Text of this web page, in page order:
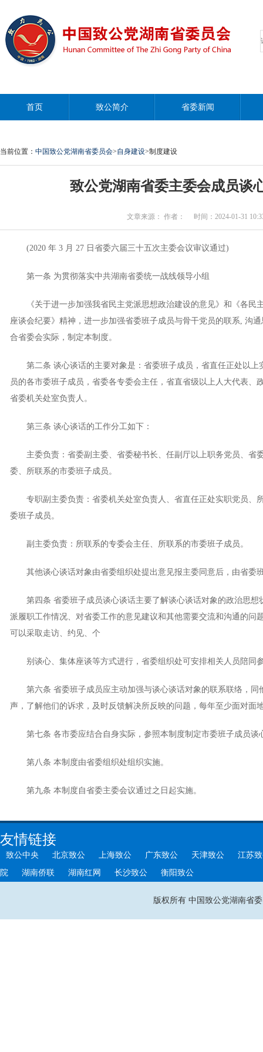
首页 致公简介 省委新闻
当前位置： 中国致公党湖南省委员会>自身建设>制度建设
致公党湖南省委主委会成员谈
文章来源： 作者： 时间：2024-01-31
(2020 年 3 月 27 日省委六届三十五次主委会议审议通过)
第一条 为贯彻落实中共湖南省委统一战线领导小组
《关于进一步加强我省民主党派思想政治建设的意见》和《各民
座谈会纪要》精神，进一步加强省委班子成员与骨干党员的联系, 沟
合省委会实际，制定本制度。
第二条 谈心谈话的主要对象是：省委班子成员，省直任正处以上
员的各市委班子成员，省委各专委会主任，省直省级以上人大代表、
省委机关处室负责人。
第三条 谈心谈话的工作分工如下：
主委负责：省委副主委、省委秘书长、任副厅以上职务党员、省
委、所联系的市委班子成员。
专职副主委负责：省委机关处室负责人、省直任正处实职党员、
委班子成员。
副主委负责：所联系的专委会主任、所联系的市委班子成员。
其他谈心谈话对象由省委组织处提出意见报主委同意后，由省委
第四条 省委班子成员谈心谈话主要了解谈心谈话对象的政治思想
派履职工作情况、对省委工作的意见建议和其他需要交流和沟通的问
可以采取走访、约见、个
别谈心、集体座谈等方式进行，省委组织处可安排相关人员陪同
第六条 省委班子成员应主动加强与谈心谈话对象的联系联络，同
声，了解他们的诉求，及时反馈解决所反映的问题，每年至少面对面
第七条 各市委应结合自身实际，参照本制度制定市委班子成员谈
第八条 本制度由省委组织处组织实施。
第九条 本制度自省委主委会议通过之日起实施。
友情链接
致公中央 北京致公 上海致公 广东致公 天津致公
江苏
院
湖南侨联 湖南红网 长沙致公 衡阳致公
版权所有 中国致公党湖南省